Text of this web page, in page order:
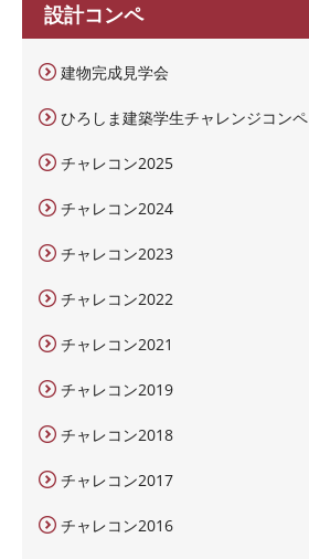
設計コンペ
建物完成見学会
ひろしま建築学生チャレンジコンペ
チャレコン2025
チャレコン2024
チャレコン2023
チャレコン2022
チャレコン2021
チャレコン2019
チャレコン2018
チャレコン2017
チャレコン2016